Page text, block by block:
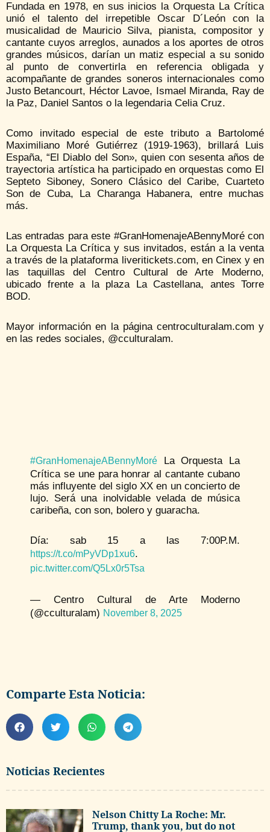
Noticias Recientes
Nelson Chitty La Roche: Mr.
Trump, thank you, but do not
Fundada en 1978, en sus inicios la Orquesta La Crítica
unió el talento del irrepetible Oscar D´León con la
musicalidad de Mauricio Silva, pianista, compositor y
cantante cuyos arreglos, aunados a los aportes de otros
grandes músicos, darían un matiz especial a su sonido
al punto de convertirla en referencia obligada y
acompañante de grandes soneros internacionales como
Justo Betancourt, Héctor Lavoe, Ismael Miranda, Ray de
la Paz, Daniel Santos o la legendaria Celia Cruz.
Como invitado especial de este tributo a Bartolomé
Maximiliano Moré Gutiérrez (1919-1963), brillará Luis
España, “El Diablo del Son», quien con sesenta años de
trayectoria artística ha participado en orquestas como El
Septeto Siboney, Sonero Clásico del Caribe, Cuarteto
Son de Cuba, La Charanga Habanera, entre muchas
más.
Las entradas para este #GranHomenajeABennyMoré con
La Orquesta La Crítica y sus invitados, están a la venta
a través de la plataforma liveritickets.com, en Cinex y en
las taquillas del Centro Cultural de Arte Moderno,
ubicado frente a la plaza La Castellana, antes Torre
BOD.
Mayor información en la página centroculturalam.com y
en las redes sociales, @cculturalam.
#GranHomenajeABennyMoré La Orquesta La
Crítica se une para honrar al cantante cubano
más influyente del siglo XX en un concierto de
lujo. Será una inolvidable velada de música
caribeña, con son, bolero y guaracha.
Día: sab 15 a las 7:00P.M.
https://t.co/mPyVDp1xu6.
pic.twitter.com/Q5Lx0r5Tsa
— Centro Cultural de Arte Moderno
(@cculturalam) November 8, 2025
Comparte Esta Noticia: